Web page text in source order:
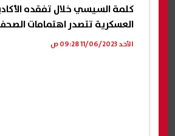
كلمة السيسي خلال تفقده
العسكرية تتصدر اهتمامات
الأحد 11/06/2023 09:28 ص